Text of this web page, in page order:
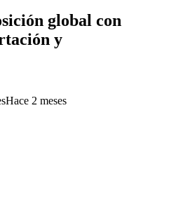
global con
y
Hace 2 meses